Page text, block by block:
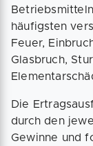
häufigsten
Feuer,
Glasbruch,
Die
durch den
Gewinne und